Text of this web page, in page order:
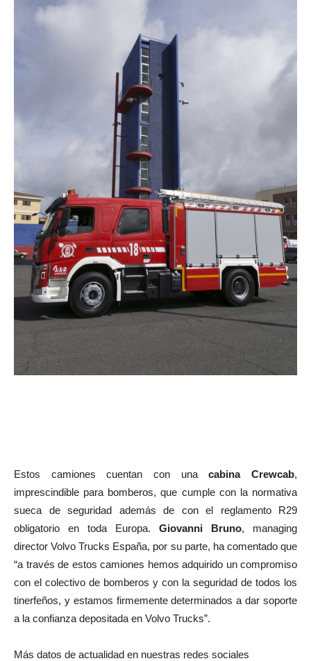
Estos camiones cuentan con unacabina Crewcab,
imprescindible para bomberos, que cumple con la normativa
sueca de seguridad además de con el reglamento R29
obligatorio en toda Europa. Giovanni Bruno, managing
director Volvo Trucks España, por su parte, ha comentado que
“a través de estos camiones hemos adquirido un compromiso
con el colectivo de bomberos y con la seguridad de todos los
tinerfeños, y estamos firmemente determinados a dar soporte
a la confianza depositada en Volvo Trucks”.
Más datos de actualidad en nuestras redes sociales